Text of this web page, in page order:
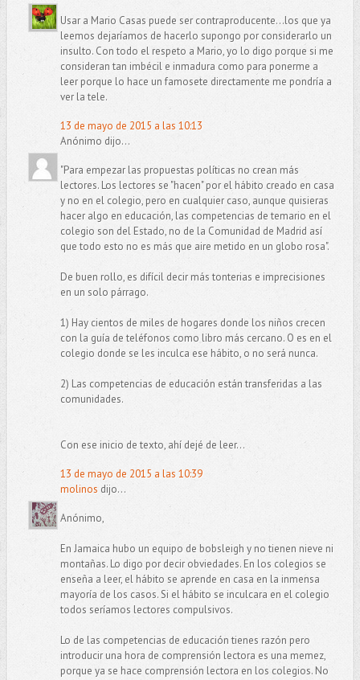
Usar a Mario Casas puede ser contraproducente...los que ya
leemos dejaríamos de hacerlo supongo por considerarlo un
insulto. Con todo el respeto a Mario, yo lo digo porque si me
consideran tan imbécil e inmadura como para ponerme a
leer porque lo hace un famosete directamente me pondría a
ver la tele.
13 de mayo de 2015 a las 10:13
Anónimo dijo...
"Para empezar las propuestas políticas no crean más
lectores. Los lectores se "hacen" por el hábito creado en casa
y no en el colegio, pero en cualquier caso, aunque quisieras
hacer algo en educación, las competencias de temario en el
colegio son del Estado, no de la Comunidad de Madrid así
que todo esto no es más que aire metido en un globo rosa".
De buen rollo, es difícil decir más tonterias e imprecisiones
en un solo párrago.
1) Hay cientos de miles de hogares donde los niños crecen
con la guía de teléfonos como libro más cercano. O es en el
colegio donde se les inculca ese hábito, o no será nunca.
2) Las competencias de educación están transferidas a las
comunidades.
Con ese inicio de texto, ahí dejé de leer...
13 de mayo de 2015 a las 10:39
molinos dijo...
Anónimo,
En Jamaica hubo un equipo de bobsleigh y no tienen nieve ni
montañas. Lo digo por decir obviedades. En los colegios se
enseña a leer, el hábito se aprende en casa en la inmensa
mayoría de los casos. Si el hábito se inculcara en el colegio
todos seríamos lectores compulsivos.
Lo de las competencias de educación tienes razón pero
introducir una hora de comprensión lectora es una memez,
porque ya se hace comprensión lectora en los colegios. No